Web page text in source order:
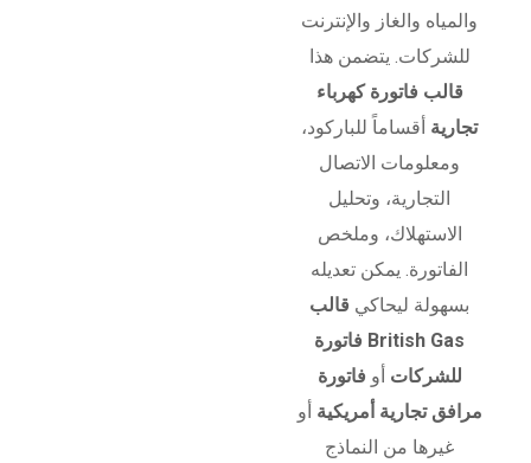
والمياه والغاز والإنترنت
للشركات. يتضمن هذا
قالب فاتورة كهرباء
تجارية أقساماً للباركود،
ومعلومات الاتصال
التجارية، وتحليل
الاستهلاك، وملخص
الفاتورة. يمكن تعديله
بسهولة ليحاكي قالب
فاتورة British Gas
للشركات أو فاتورة
مرافق تجارية أمريكية أو
غيرها من النماذج